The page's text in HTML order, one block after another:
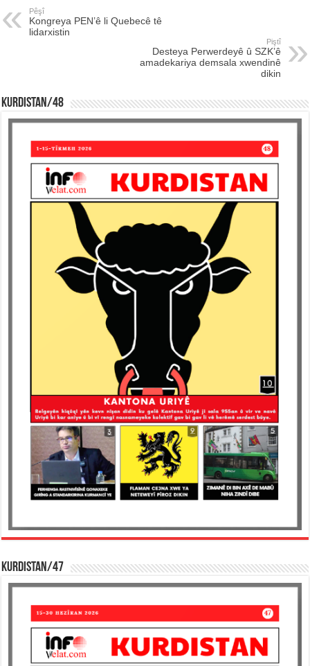
Pêşî
Kongreya PEN’ê li Quebecê tê
lidarxistin
Piştî
Desteya Perwerdeyê û SZK’ê
amadekariya demsala xwendinê
dikin
KURDISTAN/48
KURDISTAN/47